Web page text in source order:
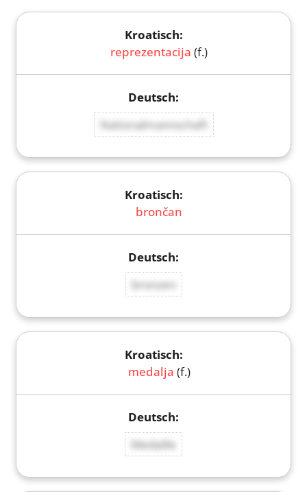
reprezentacija (f.)
Nationalmannschaft
brončan
bronzen
medalja (f.)
Medaille